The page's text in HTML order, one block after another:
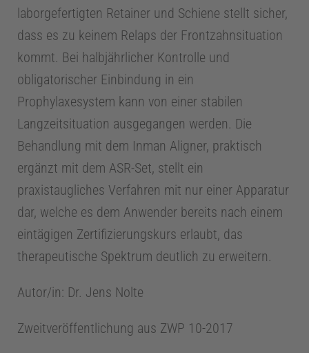
laborgefertigten Retainer und Schiene stellt sicher,
dass es zu keinem Relaps der Frontzahnsituation
kommt. Bei halbjährlicher Kontrolle und
obligatorischer Einbindung in ein
Prophylaxesystem kann von einer stabilen
Langzeitsituation ausgegangen werden. Die
Behandlung mit dem Inman Aligner, praktisch
ergänzt mit dem ASR-Set, stellt ein
praxistaugliches Verfahren mit nur einer Apparatur
dar, welche es dem Anwender bereits nach einem
eintägigen Zertifizierungskurs erlaubt, das
therapeutische Spektrum deutlich zu erweitern.
Autor/in: Dr. Jens Nolte
Zweitveröffentlichung aus ZWP 10-2017